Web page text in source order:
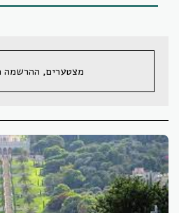
מצטערים, ההרשמה